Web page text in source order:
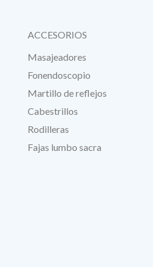
ACCESORIOS
Masajeadores
Fonendoscopio
Martillo de reflejos
Cabestrillos
Rodilleras
Fajas lumbo sacra